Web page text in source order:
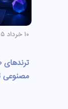
۱۰ خرداد ۱۴۰۵
مصنوعی